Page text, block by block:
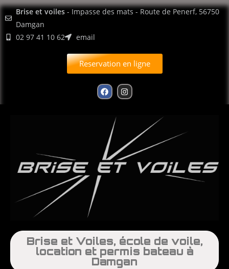
principal
Brise et voiles - Impasse des mats - Route de Penerf, 56750
Damgan
02 97 41 10 62
email
Reservation en ligne
Brise et Voiles, école de voile,
location et permis bateau à
Damgan